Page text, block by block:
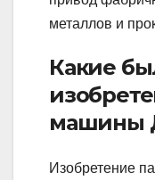
металлов и
Какие
машины
Изобретение